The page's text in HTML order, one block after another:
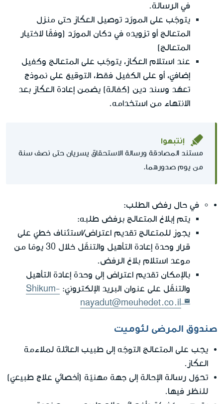
في الرسالة.
يتوجّب على المورّد توصيل العكّاز حتى منزل
المتعالج أو تزويده في دكان المورّد (وفقًا لاختيار
المتعالج)
عند استلام العكّاز، يتوجّب على المتعالج وكفيل
إضافيّ، أو على الكفيل فقط، التوقيع على نموذج
تعهّد وسند دين (كفالة) يضمن إعادة العكّاز بعد
الانتهاء من استخدامه.
إنتبهوا
مستند المصادقة ورسالة الاستحقاق يسريان حتى نصف سنة
من يوم صدورهما.
في حال رفض الطلب:
يتم إبلاغ المتعالج برفض طلبه:
يجوز للمتعالج تقديم اعتراض/استئناف خطيّ على
قرار وحدة إعادة التأهيل والتنقّل خلال 30 يومًا من
موعد استلام بلاغ الرفض.
بالإمكان تقديم اعتراض إلى وحدة إعادة التأهيل
والتنقّل على عنوان البريد الإلكترونيّ: Shikum-
nayadut@meuhedet.co.il
صندوق المرضى لئوميت
يجب على المتعالج التوجّه إلى طبيب العائلة لملاءمة
العكّاز.
تحوّل رسالة الإحالة إلى جهة مهنيّة (أخصائي علاج طبيعيّ)
للنظر فيها.